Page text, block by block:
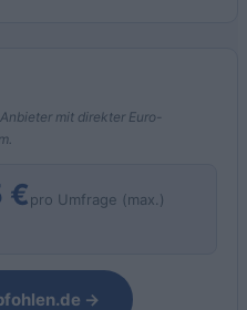
mit direkter Euro-
€pro Umfrage (max.)
→